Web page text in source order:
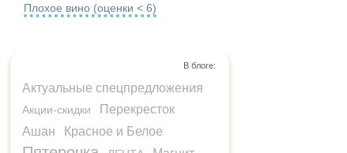
Плохое вино (оценки < 6)
В блоге:
Актуальные спецпредложения
Акции-скидки
Перекресток
Ашан
Красное и Белое